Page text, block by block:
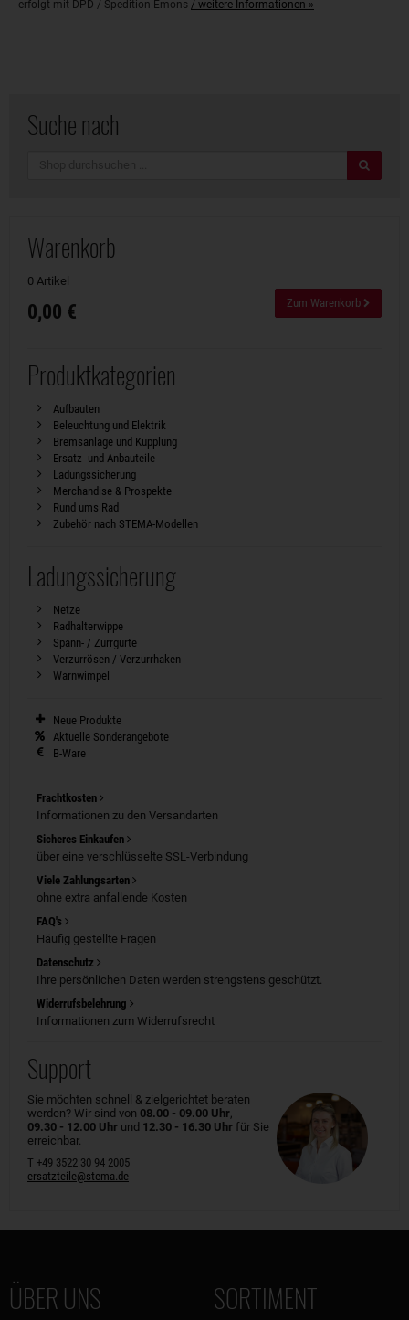
erfolgt mit DPD / Spedition Emons / weitere Informationen »
Suche nach
Warenkorb
0 Artikel
0,00 € Zum Warenkorb
Produktkategorien
Aufbauten
Beleuchtung und Elektrik
Bremsanlage und Kupplung
Ersatz- und Anbauteile
Ladungssicherung
Merchandise & Prospekte
Rund ums Rad
Zubehör nach STEMA-Modellen
Ladungssicherung
Netze
Radhalterwippe
Spann- / Zurrgurte
Verzurrösen / Verzurrhaken
Warnwimpel
Neue Produkte
Aktuelle Sonderangebote
B-Ware
Frachtkosten
Informationen zu den Versandarten
Sicheres Einkaufen
über eine verschlüsselte SSL-Verbindung
Viele Zahlungsarten
ohne extra anfallende Kosten
FAQ's
Häufig gestellte Fragen
Datenschutz
Ihre persönlichen Daten werden strengstens geschützt.
Widerrufsbelehrung
Informationen zum Widerrufsrecht
Support
Sie möchten schnell & zielgerichtet beraten
werden? Wir sind von 08.00 - 09.00 Uhr,
09.30 - 12.00 Uhr und 12.30 - 16.30 Uhr für Sie
erreichbar.
T +49 3522 30 94 2005
ersatzteile@stema.de
ÜBER UNS SORTIMENT